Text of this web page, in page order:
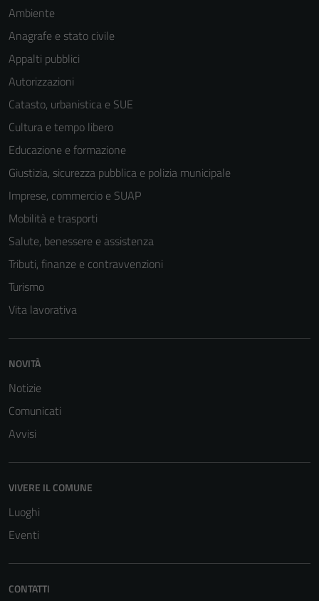
Ambiente
Anagrafe e stato civile
Appalti pubblici
Autorizzazioni
Catasto, urbanistica e SUE
Cultura e tempo libero
Educazione e formazione
Giustizia, sicurezza pubblica e polizia municipale
Imprese, commercio e SUAP
Mobilità e trasporti
Salute, benessere e assistenza
Tributi, finanze e contravvenzioni
Turismo
Vita lavorativa
NOVITÀ
Notizie
Comunicati
Avvisi
VIVERE IL COMUNE
Luoghi
Eventi
CONTATTI
personali.